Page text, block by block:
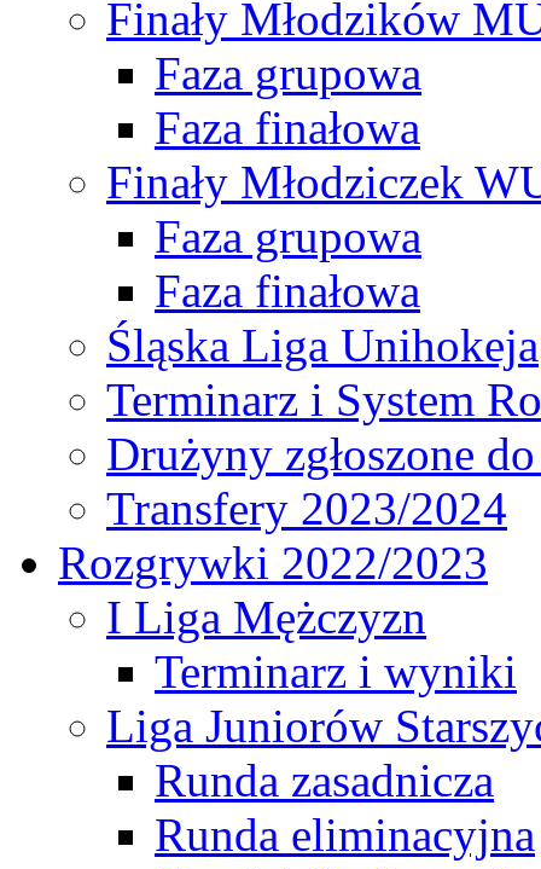
Finały Młodzików
Faza grupowa
Faza finałowa
Finały Młodziczek
Faza grupowa
Faza finałowa
Śląska Liga Unihokeja
Terminarz i System
Drużyny zgłoszone
Transfery 2023/2024
Rozgrywki 2022/2023
I Liga Mężczyzn
Terminarz i wyniki
Liga Juniorów
Runda zasadnicza
Runda eliminacyjna